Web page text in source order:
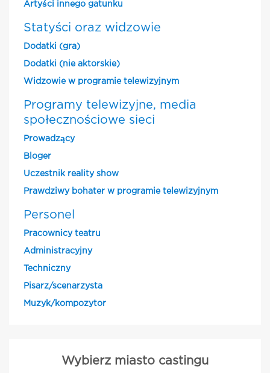
Artyści innego gatunku
Statyści oraz widzowie
Dodatki (gra)
Dodatki (nie aktorskie)
Widzowie w programie telewizyjnym
Programy telewizyjne, media
społecznościowe sieci
Prowadzący
Bloger
Uczestnik reality show
Prawdziwy bohater w programie telewizyjnym
Personel
Pracownicy teatru
Administracyjny
Techniczny
Pisarz/scenarzysta
Muzyk/kompozytor
Wybierz miasto castingu